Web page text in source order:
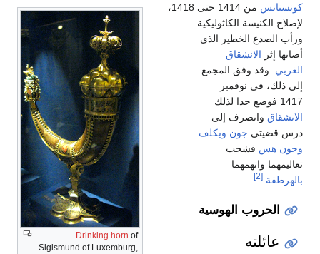
Drinking horn of
Sigismund of Luxemburg,
كونستانس
من 1414 حتى 1418،
لإصلاح الكنيسة الكاثوليكية
ورأب الصدع الخطير الذي
أصابها إثر الانشقاق
الغربي . وقد وفق المجمع
إلى ذلك، في نوفمبر
1417 فوضع حدا لذلك
الانشقاق وانصرف إلى
درس قضيتي جون ويكلف
وجون هس فشجب
تعاليمهما واتهمهما
بالهرطقة [2]
الحروب الهوسية
عائلته